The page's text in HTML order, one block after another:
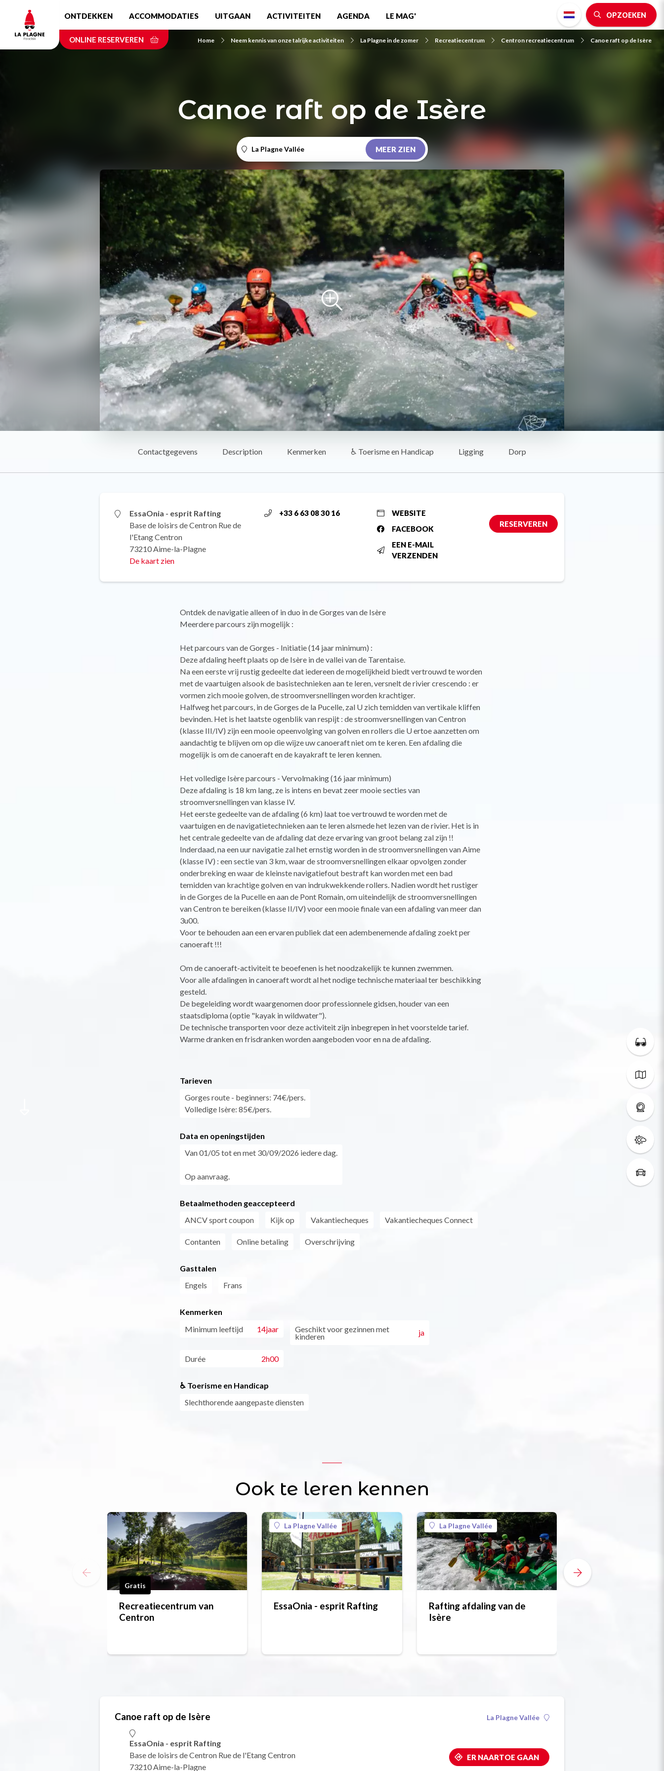
content
ONTDEKKEN ACCOMMODATIES UITGAAN ACTIVITEITEN AGENDA LE MAG' OPZOEKEN
ONLINE RESERVEREN Home Neem kennis van onze talrijke activiteiten La Plagne in de zomer Recreatiecentrum Centron recreatiecentrum Canoe raft op de Isère
Canoe raft op de Isère
La Plagne Vallée MEER ZIEN
Contactgegevens Description Kenmerken ♿ Toerisme en Handicap Ligging Dorp
EssaOnia - esprit Rafting
Base de loisirs de Centron Rue de
l'Etang Centron
73210 Aime-la-Plagne
De kaart zien
+33 6 63 08 30 16
WEBSITE
FACEBOOK
EEN E-MAIL
VERZENDEN
RESERVEREN
Ontdek de navigatie alleen of in duo in de Gorges van de Isère
Meerdere parcours zijn mogelijk :
Het parcours van de Gorges - Initiatie (14 jaar minimum) :
Deze afdaling heeft plaats op de Isère in de vallei van de Tarentaise.
Na een eerste vrij rustig gedeelte dat iedereen de mogelijkheid biedt vertrouwd te worden
met de vaartuigen alsook de basistechnieken aan te leren, versnelt de rivier crescendo : er
vormen zich mooie golven, de stroomversnellingen worden krachtiger.
Halfweg het parcours, in de Gorges de la Pucelle, zal U zich temidden van vertikale kliffen
bevinden. Het is het laatste ogenblik van respijt : de stroomversnellingen van Centron
(klasse III/IV) zijn een mooie opeenvolging van golven en rollers die U ertoe aanzetten om
aandachtig te blijven om op die wijze uw canoeraft niet om te keren. Een afdaling die
mogelijk is om de canoeraft en de kayakraft te leren kennen.
Het volledige Isère parcours - Vervolmaking (16 jaar minimum)
Deze afdaling is 18 km lang, ze is intens en bevat zeer mooie secties van
stroomversnellingen van klasse IV.
Het eerste gedeelte van de afdaling (6 km) laat toe vertrouwd te worden met de
vaartuigen en de navigatietechnieken aan te leren alsmede het lezen van de rivier. Het is in
het centrale gedeelte van de afdaling dat deze ervaring van groot belang zal zijn !!
Inderdaad, na een uur navigatie zal het ernstig worden in de stroomversnellingen van Aime
(klasse IV) : een sectie van 3 km, waar de stroomversnellingen elkaar opvolgen zonder
onderbreking en waar de kleinste navigatiefout bestraft kan worden met een bad
temidden van krachtige golven en van indrukwekkende rollers. Nadien wordt het rustiger
in de Gorges de la Pucelle en aan de Pont Romain, om uiteindelijk de stroomversnellingen
van Centron te bereiken (klasse II/IV) voor een mooie finale van een afdaling van meer dan
3u00.
Voor te behouden aan een ervaren publiek dat een adembenemende afdaling zoekt per
canoeraft !!!
Om de canoeraft-activiteit te beoefenen is het noodzakelijk te kunnen zwemmen.
Voor alle afdalingen in canoeraft wordt al het nodige technische materiaal ter beschikking
gesteld.
De begeleiding wordt waargenomen door professionnele gidsen, houder van een
staatsdiploma (optie "kayak in wildwater").
De technische transporten voor deze activiteit zijn inbegrepen in het voorstelde tarief.
Warme dranken en frisdranken worden aangeboden voor en na de afdaling.
Tarieven
Gorges route - beginners: 74€/pers.
Volledige Isère: 85€/pers.
Data en openingstijden
Van 01/05 tot en met 30/09/2026 iedere dag.
Op aanvraag.
Betaalmethoden geaccepteerd
ANCV sport coupon
Kijk op Vakantiecheques Vakantiecheques Connect
Contanten Online betaling Overschrijving
Gasttalen
Engels
Frans
Kenmerken
Minimum leeftijd
14jaar Geschikt voor gezinnen met
kinderen ja
Durée 2h00
♿ Toerisme en Handicap
Slechthorende aangepaste diensten
Ook te leren kennen
Gratis
Recreatiecentrum van
Centron
La Plagne Vallée
EssaOnia - esprit Rafting
La Plagne Vallée
Rafting afdaling van de
Isère
Canoe raft op de Isère
EssaOnia - esprit Rafting
Base de loisirs de Centron Rue de l'Etang Centron
73210 Aime-la-Plagne
La Plagne Vallée
ER NAARTOE GAAN